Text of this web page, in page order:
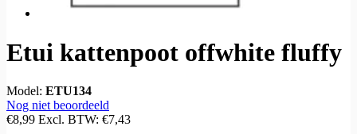
Etui kattenpoot offwhite fluffy
Model: ETU134
Nog niet beoordeeld
€8,99 Excl. BTW: €7,43